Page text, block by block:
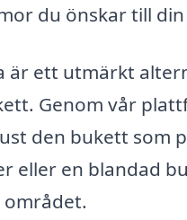
du önskar till
är ett utmärkt
Genom vår
den bukett som
eller en blandad